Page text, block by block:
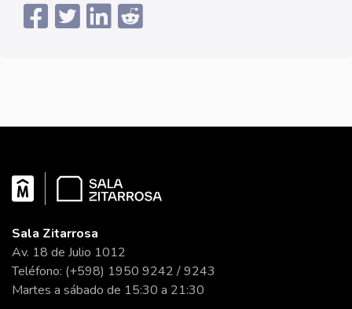
Sala Zitarrosa
Av. 18 de Julio 1012
Teléfono: (+598) 1950 9242 / 9243
Martes a sábado de 15:30 a 21:30